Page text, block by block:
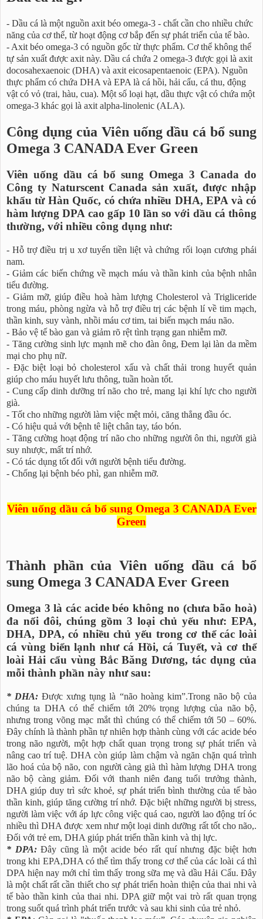
- Dầu cá là một nguồn axit béo omega-3 - chất cần cho nhiều chức
năng của cơ thể, từ hoạt động cơ bắp đến sự phát triển của tế bào.
- Axit béo omega-3 có nguồn gốc từ thực phẩm. Cơ thể không thể
tự sản xuất được axit này. Dầu cá chứa 2 omega-3 được gọi là axit
docosahexaenoic (DHA) và axit eicosapentaenoic (EPA). Nguồn
thực phẩm có chứa DHA và EPA là cá hồi, hải cẩu, cá thu, động
vật có vỏ (trai, hàu, cua). Một số loại hạt, dầu thực vật có chứa một
omega-3 khác gọi là axit alpha-linolenic (ALA).
Công dụng của Viên uống dầu cá bổ sung
Omega 3 CANADA Ever Green
Viên uống dầu cá bổ sung Omega 3 Canada do
Công ty Naturscent Canada sản xuất, được nhập
khẩu từ Hàn Quốc, có chứa nhiều DHA, EPA và có
hàm lượng DPA cao gấp 10 lần so với dầu cá thông
thường, với nhiều công dụng như:
- Hỗ trợ điều trị u xơ tuyến tiền liệt và chứng rối loạn cương phái
nam.
- Giảm các biến chứng về mạch máu và thần kinh của bệnh nhân
tiểu đường.
- Giảm mỡ, giúp điều hoà hàm lượng Cholesterol và Trigliceride
trong máu, phòng ngừa và hỗ trợ điều trị các bệnh lí về tim mạch,
thần kinh, suy vành, nhồi máu cơ tim, tai biến mạch máu não.
- Bảo vệ tế bào gan và giảm rõ rệt tình trạng gan nhiễm mỡ.
- Tăng cường sinh lực mạnh mẽ cho đàn ông, Đem lại làn da mềm
mại cho phụ nữ.
- Đặc biệt loại bỏ cholesterol xấu và chất thải trong huyết quản
giúp cho máu huyết lưu thông, tuần hoàn tốt.
- Cung cấp dinh dưỡng trí não cho trẻ, mang lại khí lực cho người
già.
- Tốt cho những người làm việc mệt mỏi, căng thẳng đầu óc.
- Có hiệu quả với bệnh tê liệt chân tay, táo bón.
- Tăng cường hoạt động trí não cho những người ôn thi, người già
suy nhược, mất trí nhớ.
- Có tác dụng tốt đối với người bệnh tiểu đường.
- Chống lại bệnh béo phì, gan nhiễm mỡ.
Viên uống dầu cá bổ sung Omega 3 CANADA Ever
Green
Thành phần của Viên uống dầu cá bổ
sung Omega 3 CANADA Ever Green
Omega 3 là các acide béo không no (chưa bão hoà)
đa nối đôi, chúng gồm 3 loại chủ yếu như: EPA,
DHA, DPA, có nhiều chủ yếu trong cơ thể các loài
cá vùng biển lạnh như cá Hồi, cá Tuyết, và cơ thể
loài Hải cẩu vùng Bắc Băng Dương, tác dụng của
mỗi thành phần này như sau:
* DHA:Được xưng tụng là “não hoàng kim”.Trong não bộ của
chúng ta DHA có thể chiếm tới 20% trọng lượng của não bộ,
nhưng trong võng mạc mắt thì chúng có thể chiếm tới 50 – 60%.
Đây chính là thành phần tự nhiên hợp thành cùng với các acide béo
trong não người, một hợp chất quan trọng trong sự phát triển và
nâng cao trí tuệ. DHA còn giúp làm chậm và ngăn chặn quá trình
lão hoá của bộ não, con người càng già thì hàm lượng DHA trong
não bộ càng giảm. Đối với thanh niên đang tuổi trưởng thành,
DHA giúp duy trì sức khoẻ, sự phát triển bình thường của tế bào
thần kinh, giúp tăng cường trí nhớ. Đặc biệt những người bị stress,
người làm việc với áp lực công việc quá cao, người lao động trí óc
nhiều thì DHA được xem như một loại dinh dưỡng rất tốt cho não,.
Đối với trẻ em, DHA giúp phát triển thần kinh và thị lực.
* DPA:Đây cũng là một acide béo rất quí nhưng đặc biệt hơn
trong khi EPA,DHA có thể tìm thấy trong cơ thể của các loài cá thì
DPA hiện nay mới chỉ tìm thấy trong sữa mẹ và dầu Hải Cẩu. Đây
là một chất rất cần thiết cho sự phát triển hoàn thiện của thai nhi và
tế bào thần kinh của thai nhi. DPA giữ một vai trò rất quan trọng
trong suốt quá trình phát triển trước và sau khi sinh của trẻ nhỏ.